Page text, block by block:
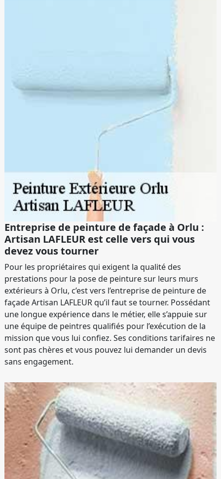
Entreprise de peinture de façade à Orlu :
Artisan LAFLEUR est celle vers qui vous
devez vous tourner
Pour les propriétaires qui exigent la qualité des
prestations pour la pose de peinture sur leurs murs
extérieurs à Orlu, c’est vers l’entreprise de peinture de
façade Artisan LAFLEUR qu’il faut se tourner. Possédant
une longue expérience dans le métier, elle s’appuie sur
une équipe de peintres qualifiés pour l’exécution de la
mission que vous lui confiez. Ses conditions tarifaires ne
sont pas chères et vous pouvez lui demander un devis
sans engagement.